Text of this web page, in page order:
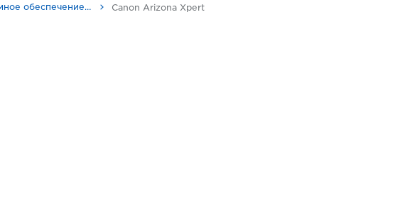
Программное обеспечение для бизнеса - Canon Россия Canon Arizona Xpert